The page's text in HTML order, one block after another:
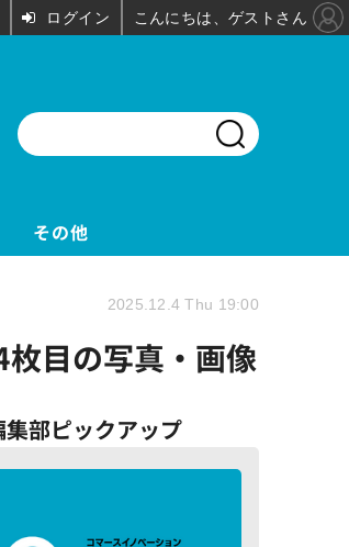
その他
目の写真・画像
2025.12.4 Thu 19:00
集部ピックアップ
ログイン こんにちは、ゲストさん